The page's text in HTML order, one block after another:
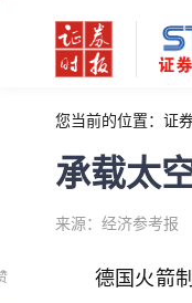
您当前的位置： 证
承载太
来源：经济参考报
德国火箭